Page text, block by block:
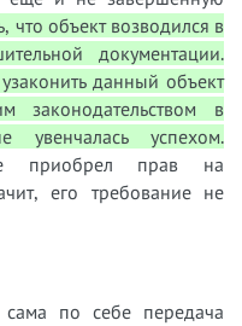
что объект возводился в
документации.
данный объект
законодательством в
успехом.
приобрел прав на
его требование не
сама по себе передача